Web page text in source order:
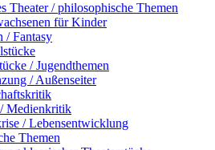
Theater / philosophische Themen
für Kinder
/ Fantasy
/ Jugendthemen
/ Außenseiter
Medienkritik
/ Lebensentwicklung
Themen